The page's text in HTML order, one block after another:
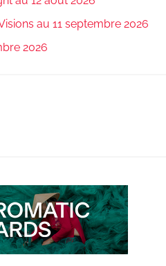
au 11 septembre 2026
2026